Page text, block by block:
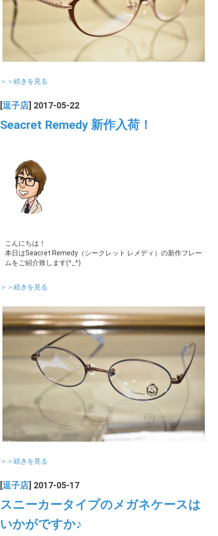
＞＞続きを見る
逗子店 ] 2017-05-22
Seacret Remedy 新作入荷！
こんにちは！
本日はSeacret Remedy（シークレット レメディ）の新作フレー
ムをご紹介致します(^_^)
＞＞続きを見る
＞＞続きを見る
[逗子店] 2017-05-17
スニーカータイプのメガネケースは
いかがですか♪